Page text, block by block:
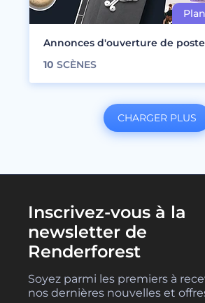
Annonces d'ouverture de
10 SCÈNES
CHARGER PLUS
Inscrivez-vous à la
newsletter de
Renderforest
Soyez parmi les premiers à
nos dernières nouvelles et